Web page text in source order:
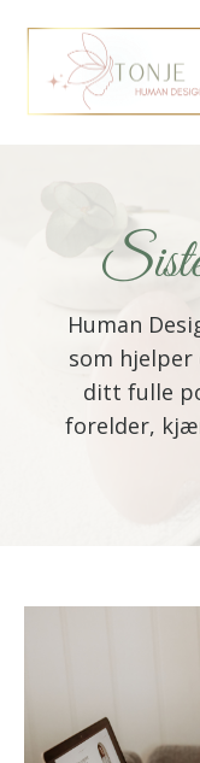
Human
som
ditt fulle
forelder,